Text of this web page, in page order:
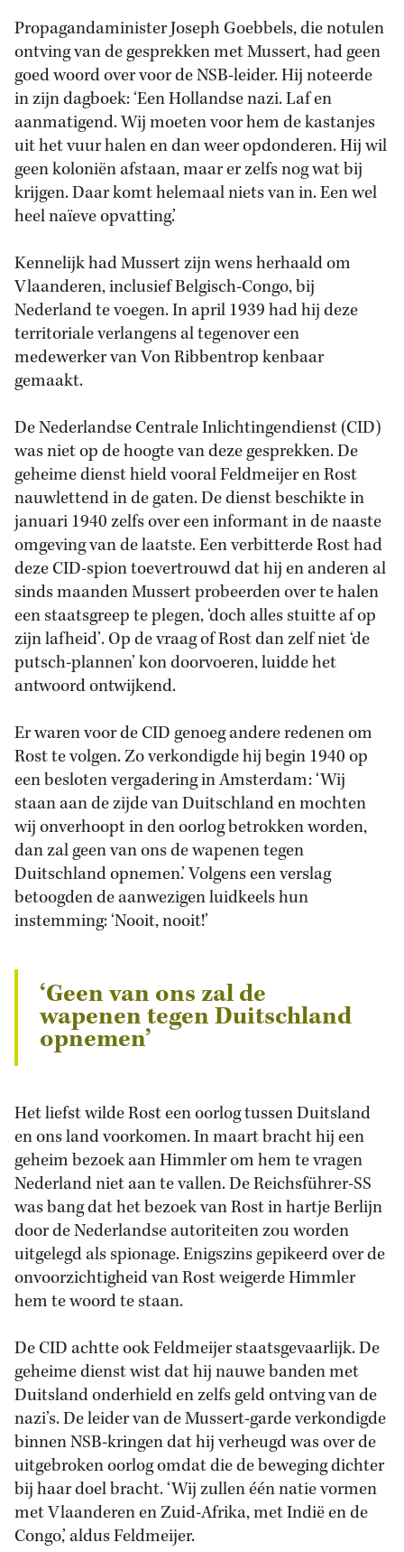
Propagandaminister Joseph Goebbels, die notulen
ontving van de gesprekken met Mussert, had geen
goed woord over voor de NSB-leider. Hij noteerde
in zijn dagboek: ‘Een Hollandse nazi. Laf en
aanmatigend. Wij moeten voor hem de kastanjes
uit het vuur halen en dan weer opdonderen. Hij wil
geen koloniën afstaan, maar er zelfs nog wat bij
krijgen. Daar komt helemaal niets van in. Een wel
heel naïeve opvatting.’
Kennelijk had Mussert zijn wens herhaald om
Vlaanderen, inclusief Belgisch-Congo, bij
Nederland te voegen. In april 1939 had hij deze
territoriale verlangens al tegenover een
medewerker van Von Ribbentrop kenbaar
gemaakt.
De Nederlandse Centrale Inlichtingendienst (CID)
was niet op de hoogte van deze gesprekken. De
geheime dienst hield vooral Feldmeijer en Rost
nauwlettend in de gaten. De dienst beschikte in
januari 1940 zelfs over een informant in de naaste
omgeving van de laatste. Een verbitterde Rost had
deze CID-spion toevertrouwd dat hij en anderen al
sinds maanden Mussert probeerden over te halen
een staatsgreep te plegen, ‘doch alles stuitte af op
zijn lafheid’. Op de vraag of Rost dan zelf niet ‘de
putsch-plannen’ kon doorvoeren, luidde het
antwoord ontwijkend.
Er waren voor de CID genoeg andere redenen om
Rost te volgen. Zo verkondigde hij begin 1940 op
een besloten vergadering in Amsterdam: ‘Wij
staan aan de zijde van Duitschland en mochten
wij onverhoopt in den oorlog betrokken worden,
dan zal geen van ons de wapenen tegen
Duitschland opnemen.’ Volgens een verslag
betoogden de aanwezigen luidkeels hun
instemming: ‘Nooit, nooit!’
‘Geen van ons zal de
wapenen tegen Duitschland
opnemen’
Het liefst wilde Rost een oorlog tussen Duitsland
en ons land voorkomen. In maart bracht hij een
geheim bezoek aan Himmler om hem te vragen
Nederland niet aan te vallen. De Reichsführer-SS
was bang dat het bezoek van Rost in hartje Berlijn
door de Nederlandse autoriteiten zou worden
uitgelegd als spionage. Enigszins gepikeerd over de
onvoorzichtigheid van Rost weigerde Himmler
hem te woord te staan.
De CID achtte ook Feldmeijer staatsgevaarlijk. De
geheime dienst wist dat hij nauwe banden met
Duitsland onderhield en zelfs geld ontving van de
nazi’s. De leider van de Mussert-garde verkondigde
binnen NSB-kringen dat hij verheugd was over de
uitgebroken oorlog omdat die de beweging dichter
bij haar doel bracht. ‘Wij zullen één natie vormen
met Vlaanderen en Zuid-Afrika, met Indië en de
Congo,’ aldus Feldmeijer.